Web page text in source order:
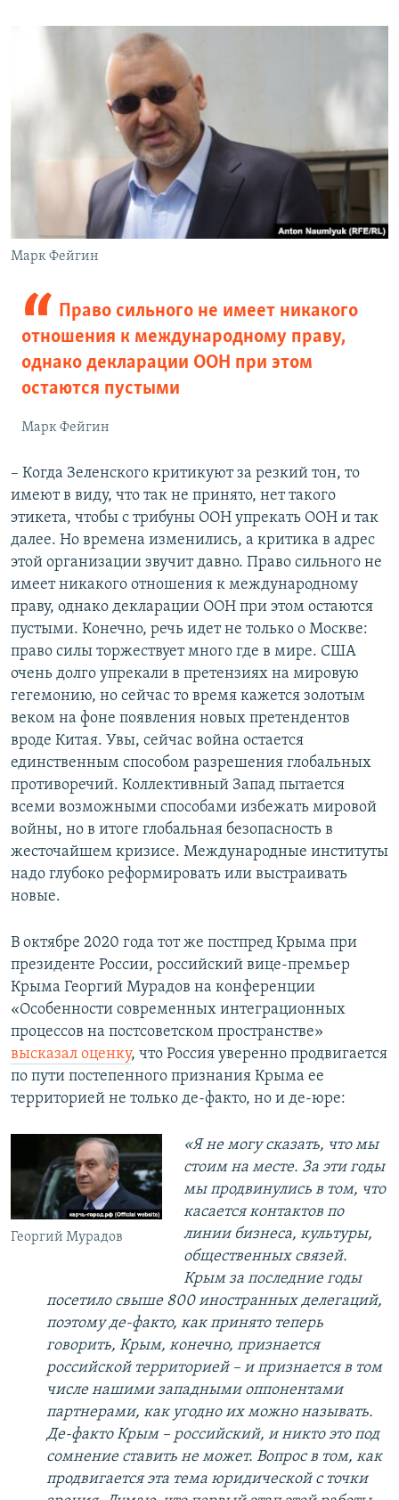
Марк Фейгин
Право сильного не имеет никакого
отношения к международному праву,
однако декларации ООН при этом
остаются пустыми
Марк Фейгин
– Когда Зеленского критикуют за резкий тон, то
имеют в виду, что так не принято, нет такого
этикета, чтобы с трибуны ООН упрекать ООН и так
далее. Но времена изменились, а критика в адрес
этой организации звучит давно. Право сильного не
имеет никакого отношения к международному
праву, однако декларации ООН при этом остаются
пустыми. Конечно, речь идет не только о Москве:
право силы торжествует много где в мире. США
очень долго упрекали в претензиях на мировую
гегемонию, но сейчас то время кажется золотым
веком на фоне появления новых претендентов
вроде Китая. Увы, сейчас война остается
единственным способом разрешения глобальных
противоречий. Коллективный Запад пытается
всеми возможными способами избежать мировой
войны, но в итоге глобальная безопасность в
жесточайшем кризисе. Международные институты
надо глубоко реформировать или выстраивать
новые.
В октябре 2020 года тот же постпред Крыма при
президенте России, российский вице-премьер
Крыма Георгий Мурадов на конференции
«Особенности современных интеграционных
процессов на постсоветском пространстве»
высказал оценку, что Россия уверенно продвигается
по пути постепенного признания Крыма ее
территорией не только де-факто, но и де-юре:
Георгий Мурадов
«Я не могу сказать, что мы
стоим на месте. За эти годы
мы продвинулись в том, что
касается контактов по
линии бизнеса, культуры,
общественных связей.
Крым за последние годы
посетило свыше 800 иностранных делегаций,
поэтому де-факто, как принято теперь
говорить, Крым, конечно, признается
российской территорией – и признается в том
числе нашими западными оппонентами
партнерами, как угодно их можно называть.
Де-факто Крым – российский, и никто это под
сомнение ставить не может. Вопрос в том, как
продвигается эта тема юридической с точки